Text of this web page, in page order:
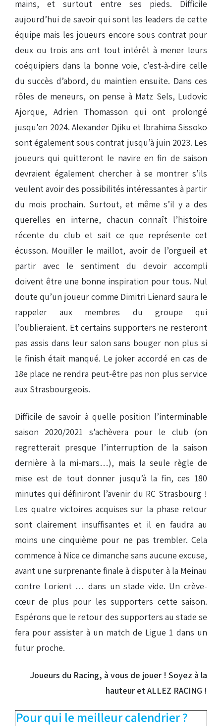
mains, et surtout entre ses pieds. Difficile
aujourd’hui de savoir qui sont les leaders de cette
équipe mais les joueurs encore sous contrat pour
deux ou trois ans ont tout intérêt à mener leurs
coéquipiers dans la bonne voie, c’est-à-dire celle
du succès d’abord, du maintien ensuite. Dans ces
rôles de meneurs, on pense à Matz Sels, Ludovic
Ajorque, Adrien Thomasson qui ont prolongé
jusqu’en 2024. Alexander Djiku et Ibrahima Sissoko
sont également sous contrat jusqu’à juin 2023. Les
joueurs qui quitteront le navire en fin de saison
devraient également chercher à se montrer s’ils
veulent avoir des possibilités intéressantes à partir
du mois prochain. Surtout, et même s’il y a des
querelles en interne, chacun connaît l’histoire
récente du club et sait ce que représente cet
écusson. Mouiller le maillot, avoir de l’orgueil et
partir avec le sentiment du devoir accompli
doivent être une bonne inspiration pour tous. Nul
doute qu’un joueur comme Dimitri Lienard saura le
rappeler aux membres du groupe qui
l’oublieraient. Et certains supporters ne resteront
pas assis dans leur salon sans bouger non plus si
le finish était manqué. Le joker accordé en cas de
18e place ne rendra peut-être pas non plus service
aux Strasbourgeois.
Difficile de savoir à quelle position l’interminable
saison 2020/2021 s’achèvera pour le club (on
regretterait presque l’interruption de la saison
dernière à la mi-mars…), mais la seule règle de
mise est de tout donner jusqu’à la fin, ces 180
minutes qui définiront l’avenir du RC Strasbourg !
Les quatre victoires acquises sur la phase retour
sont clairement insuffisantes et il en faudra au
moins une cinquième pour ne pas trembler. Cela
commence à Nice ce dimanche sans aucune excuse,
avant une surprenante finale à disputer à la Meinau
contre Lorient … dans un stade vide. Un crève-
cœur de plus pour les supporters cette saison.
Espérons que le retour des supporters au stade se
fera pour assister à un match de Ligue 1 dans un
futur proche.
Joueurs du Racing, à vous de jouer ! Soyez à la
hauteur et ALLEZ RACING !
Pour qui le meilleur calendrier ?